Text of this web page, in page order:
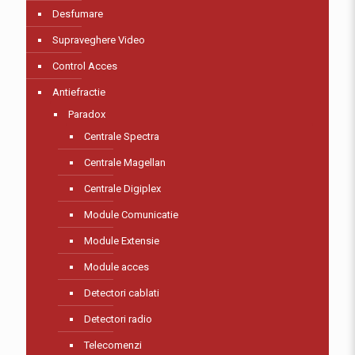
Desfumare
Supraveghere Video
Control Acces
Antiefractie
Paradox
Centrale Spectra
Centrale Magellan
Centrale Digiplex
Module Comunicatie
Module Extensie
Module acces
Detectori cablati
Detectori radio
Telecomenzi